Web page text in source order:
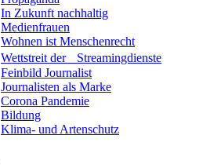
In Zukunft nachhaltig
Medienfrauen
Wohnen ist Menschenrecht
Wettstreit der Streamingdienste
Feinbild Journalist
Journalisten als Marke
Corona Pandemie
Bildung
Klima- und Artenschutz